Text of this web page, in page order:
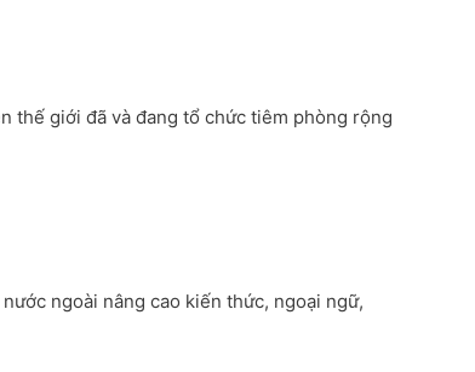
thế giới đã và đang tổ chức tiêm phòng rộng
ngoài nâng cao kiến thức, ngoại ngữ,